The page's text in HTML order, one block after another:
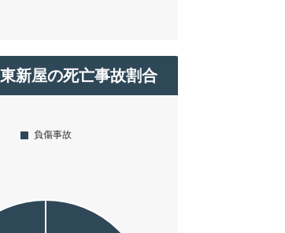
新屋の死亡事故割合